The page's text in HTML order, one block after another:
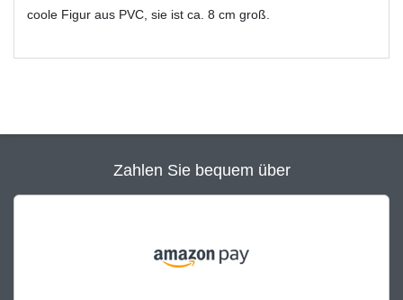
coole Figur aus PVC, sie ist ca. 8 cm groß.
Zahlen Sie bequem über